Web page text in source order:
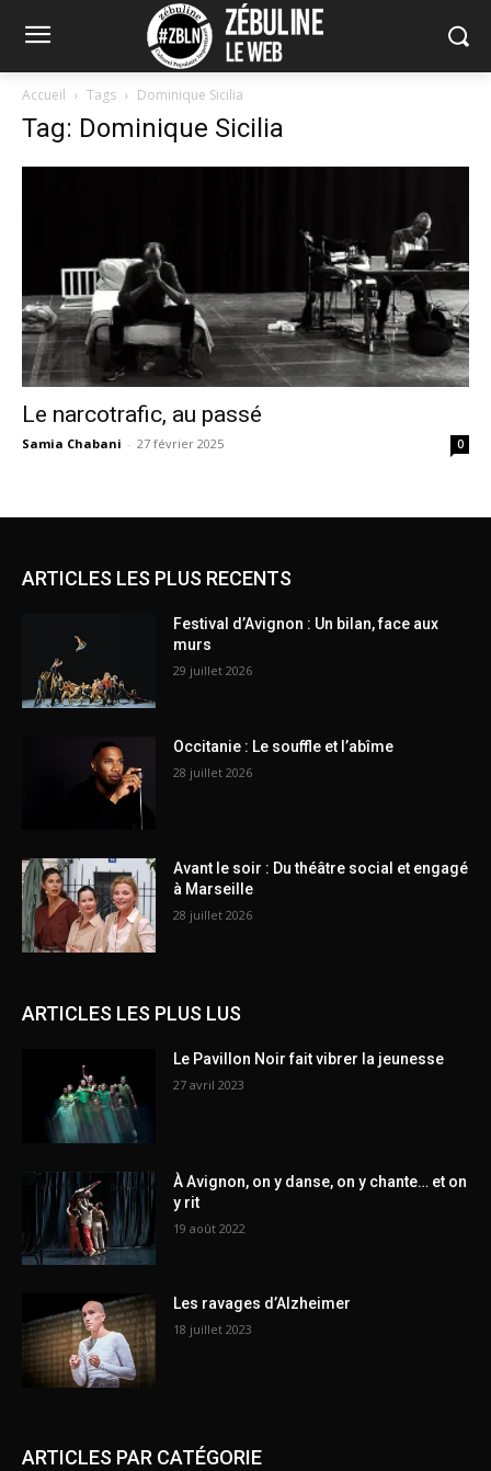
Accueil Tags Dominique Sicilia
Tag: Dominique Sicilia
Le narcotrafic, au passé
Samia Chabani - 27 février 2025 0
ARTICLES LES PLUS RECENTS
Festival d’Avignon : Un bilan, face aux
murs
29 juillet 2026
Occitanie : Le souffle et l’abîme
28 juillet 2026
Avant le soir : Du théâtre social et engagé
à Marseille
28 juillet 2026
ARTICLES LES PLUS LUS
Le Pavillon Noir fait vibrer la jeunesse
27 avril 2023
À Avignon, on y danse, on y chante… et on
y rit
19 août 2022
Les ravages d’Alzheimer
18 juillet 2023
ARTICLES PAR CATÉGORIE